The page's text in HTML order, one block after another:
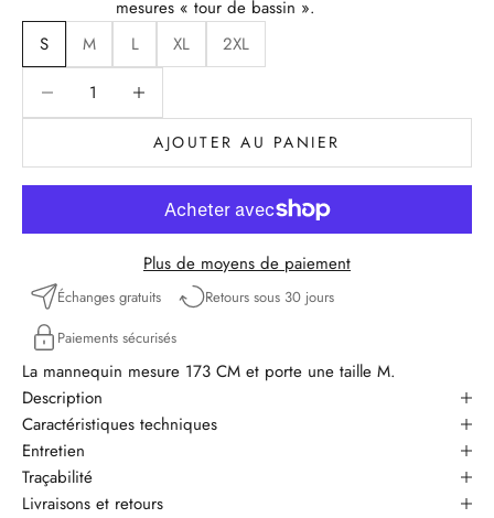
mesures « tour de bassin ».
S
M L XL
2XL
Diminuer la quantitéDiminuer la quantité
AJOUTER AU PANIER
Plus de moyens de paiement
Échanges gratuits
Retours sous 30 jours
Paiements sécurisés
La mannequin mesure 173 CM et porte une taille M.
Description
Caractéristiques techniques
Entretien
Traçabilité
Livraisons et retours